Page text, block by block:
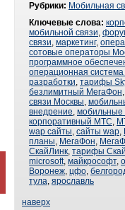
Рубрики: Мобильная
Ключевые слова:
мобильной связи,
связи, маркетинг,
сотовые операторы
программное
операционная
разработки, тарифы
безлимитный МегаФон,
связи Москвы,
внедрение,
корпоративный МТС,
wap сайты, сайты wap,
планы, МегаФон,
СкайЛинк, тарифы
microsoft, майкрософт,
Воронеж, цфо,
тула, ярославль
наверх